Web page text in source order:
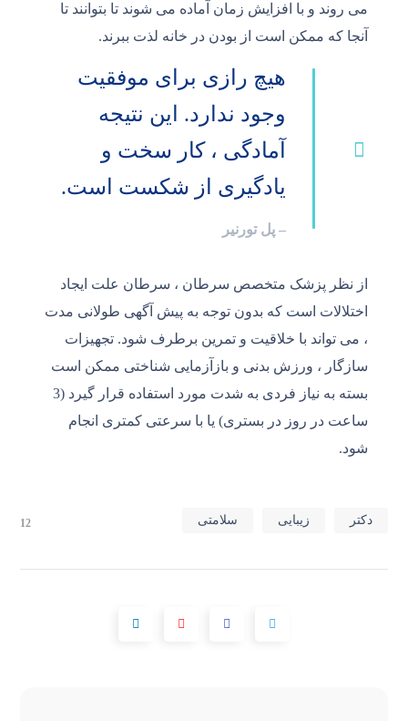
می روند و با افزایش زمان آماده می شوند تا بتوانند تا
آنجا که ممکن است از بودن در خانه لذت ببرند.
هیچ رازی برای موفقیت
وجود ندارد. این نتیجه
آمادگی ، کار سخت و
یادگیری از شکست است.
– پل تورنیر
از نظر پزشک متخصص سرطان ، سرطان علت ایجاد
اختلالات است که بدون توجه به پیش آگهی طولانی مدت
، می تواند با خلاقیت و تمرین برطرف شود. تجهیزات
سازگار ، ورزش بدنی و بازآزمایی شناختی ممکن است
بسته به نیاز فردی به شدت مورد استفاده قرار گیرد (3
ساعت در روز در بستری) یا با سرعتی کمتری انجام
شود.
دکتر زیبایی سلامتی 12